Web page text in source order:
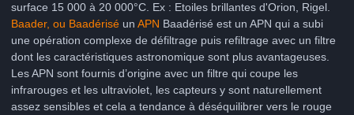
surface 15 000 à 20 000°C. Ex : Etoiles brillantes d'Orion, Rigel.
Baader, ou Baadérisé un APN Baadérisé est un APN qui a subi
une opération complexe de défiltrage puis refiltrage avec un filtre
dont les caractéristiques astronomique sont plus avantageuses.
Les APN sont fournis d’origine avec un filtre qui coupe les
infrarouges et les ultraviolet, les capteurs y sont naturellement
assez sensibles et cela a tendance à déséquilibrer vers le rouge